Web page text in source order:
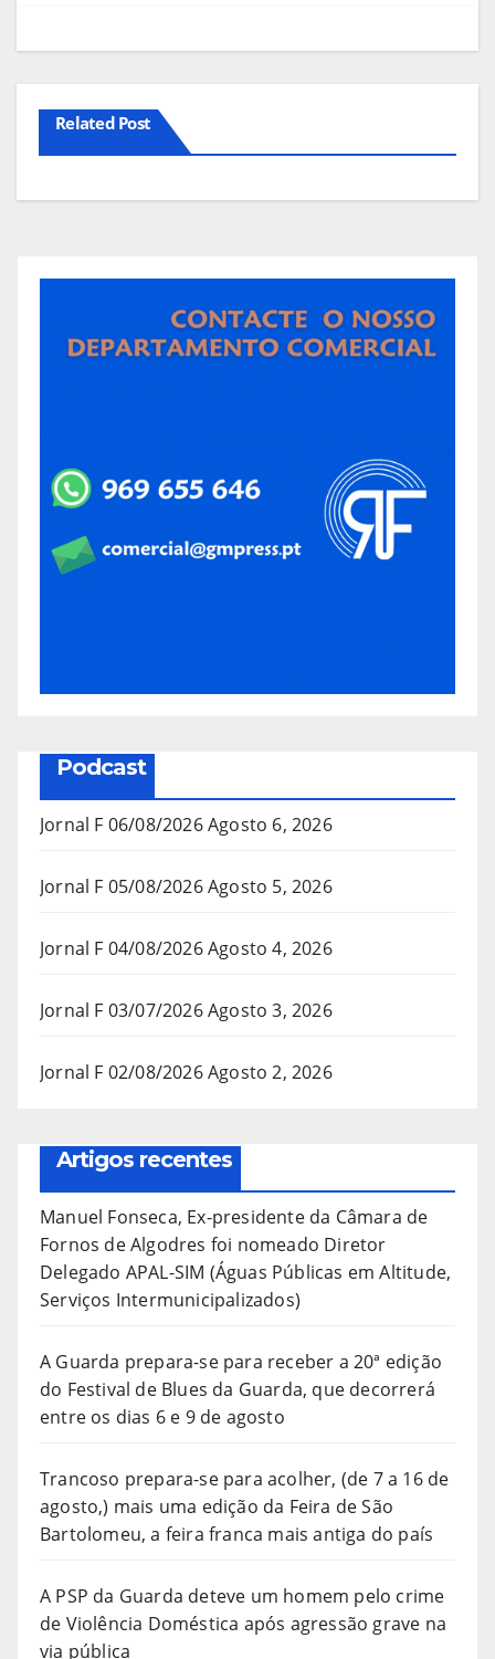
Related Post
Podcast
Jornal F 06/08/2026Agosto 6, 2026
Jornal F 05/08/2026Agosto 5, 2026
Jornal F 04/08/2026Agosto 4, 2026
Jornal F 03/07/2026Agosto 3, 2026
Jornal F 02/08/2026Agosto 2, 2026
Artigos recentes
Manuel Fonseca, Ex-presidente da Câmara de
Fornos de Algodres foi nomeado Diretor
Delegado APAL-SIM (Águas Públicas em Altitude,
Serviços Intermunicipalizados)
A Guarda prepara-se para receber a 20ª edição
do Festival de Blues da Guarda, que decorrerá
entre os dias 6 e 9 de agosto
Trancoso prepara-se para acolher, (de 7 a 16 de
agosto,) mais uma edição da Feira de São
Bartolomeu, a feira franca mais antiga do país
A PSP da Guarda deteve um homem pelo crime
de Violência Doméstica após agressão grave na
via pública